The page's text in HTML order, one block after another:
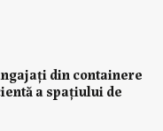
din containere
a spațiului de